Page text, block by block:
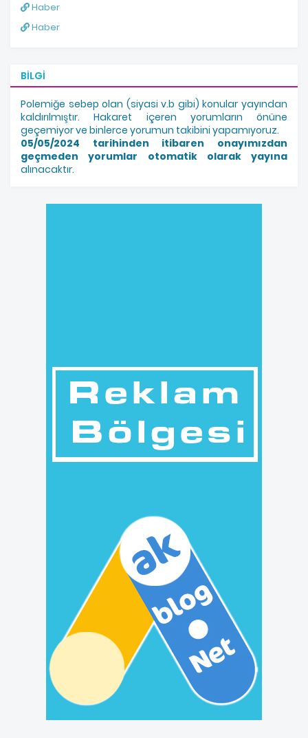
Haber
Haber
BILGI
Polemiğe sebep olan (siyasi v.b gibi) konular yayından
kaldırılmıştır. Hakaret içeren yorumların önüne
geçemiyor ve binlerce yorumun takibini yapamıyoruz.
05/05/2024 tarihinden itibaren onayımızdan
geçmeden yorumlar otomatik olarak yayına
alınacaktır.